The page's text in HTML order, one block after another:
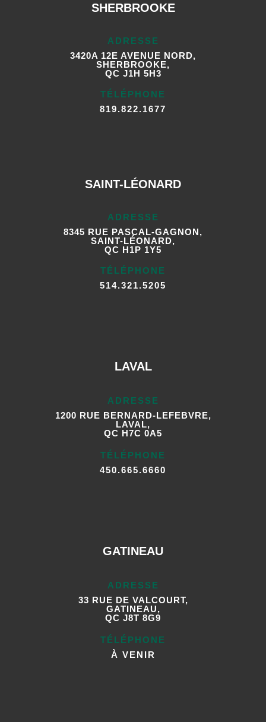
SHERBROOKE
ADRESSE
3420A 12E AVENUE NORD,
SHERBROOKE,
QC J1H 5H3
TÉLÉPHONE
819.822.1677
SAINT-LÉONARD
ADRESSE
8345 RUE PASCAL-GAGNON,
SAINT-LÉONARD,
QC H1P 1Y5
TÉLÉPHONE
514.321.5205
LAVAL
ADRESSE
1200 RUE BERNARD-LEFEBVRE,
LAVAL,
QC H7C 0A5
TÉLÉPHONE
450.665.6660
GATINEAU
ADRESSE
33 RUE DE VALCOURT,
GATINEAU,
QC J8T 8G9
TÉLÉPHONE
À VENIR